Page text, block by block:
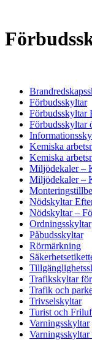
Förbudsskyltar
Förbudsskyltar
Förbudsskyltar
Kemiska
Kemiska
Miljödekaler –
Miljödekaler –
Nödskyltar
Nödskyltar –
Ordningsskyltar
Påbudsskyltar
Rörmärkning
Trafikskyltar
Trafik och
Trivselskyltar
Turist och
Varningsskyltar
Varningsskyltar